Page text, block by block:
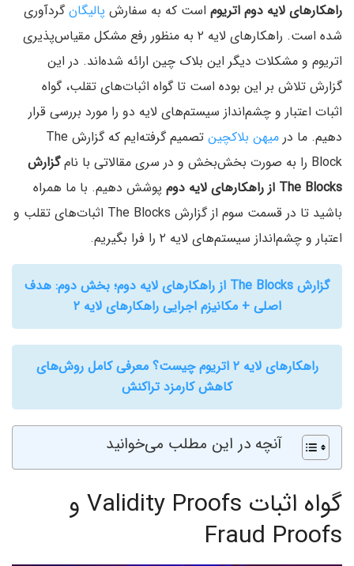
راهکار‌های لایه دوم اتریوم است که به سفارش پالیگانگردآوری
شده است. راهکار‌های لایه ۲ به منظور رفع مشکل مقیاس‌پذیری
اتریوم و مشکلات دیگر این بلاک چین ارائه شده‌اند. در این
گزارش تلاش بر این بوده است تا گواه اثبات‌های تقلب، گواه
اثبات اعتبار و چشم‌انداز سیستم‌های لایه دو را مورد بررسی قرار
دهیم. ما در میهن بلاکچین
تصمیم گرفته‌ایم که گزارش The
Block را به صورت بخش‌بخش و در سری مقالاتی با نام
گزارش
The Blocks از راهکار‌های لایه دوم
پوشش دهیم. با ما همراه
باشید تا در قسمت سوم از گزارش The Blocks اثبات‌های تقلب و
اعتبار و چشم‌انداز سیستم‌های لایه ۲ را فرا بگیریم.
گزارش The Blocks از راهکارهای لایه دوم‌؛ بخش دوم‌: هدف
اصلی + مکانیزم اجرایی راهکارهای لایه ۲
راهکارهای لایه ۲ اتریوم چیست؟ معرفی کامل روش‌های
کاهش کارمزد تراکنش
آنچه در این مطلب می‌خوانید
گواه اثبات Validity Proofs و
Fraud Proofs